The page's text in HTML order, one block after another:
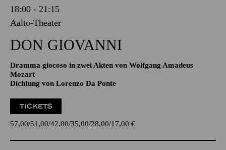
Sonntag
01.11.2026
18:00 - 21:15
DON GIO­VANNI
Mozart
Dichtung von Lorenzo Da Ponte